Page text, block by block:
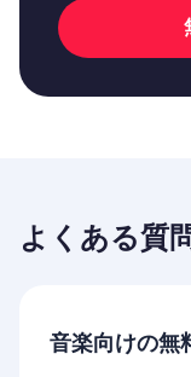
よくある質
音楽向けの無